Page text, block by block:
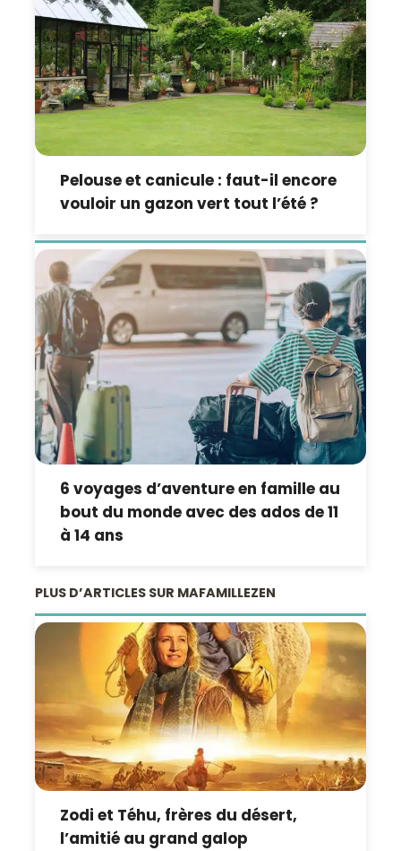
Pelouse et canicule : faut-il encore
vouloir un gazon vert tout l’été ?
6 voyages d’aventure en famille au
bout du monde avec des ados de 11
à 14 ans
PLUS D’ARTICLES SUR MAFAMILLEZEN
Zodi et Téhu, frères du désert,
l’amitié au grand galop